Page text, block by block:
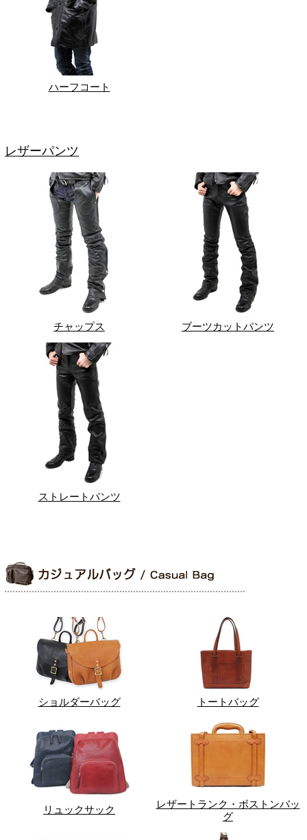
ハーフコート
レザーパンツ
チャップス ブーツカットパンツ
ストレートパンツ
ショルダーバッグ トートバッグ
リュックサック
レザートランク・ボストンバッ
グ